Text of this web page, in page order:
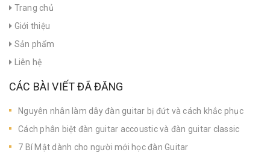
Trang chủ
Giới thiệu
Sản phẩm
Liên hệ
CÁC BÀI VIẾT ĐÃ ĐĂNG
Nguyên nhân làm dây đàn guitar bị đứt và cách khắc phục
Cách phân biệt đàn guitar accoustic và đàn guitar classic
7 Bí Mật dành cho người mới học đàn Guitar